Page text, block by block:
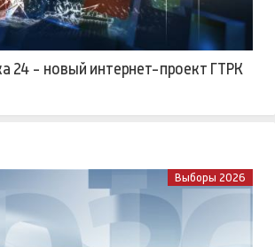
24 - новый интернет-проект ГТРК
Выборы 2026